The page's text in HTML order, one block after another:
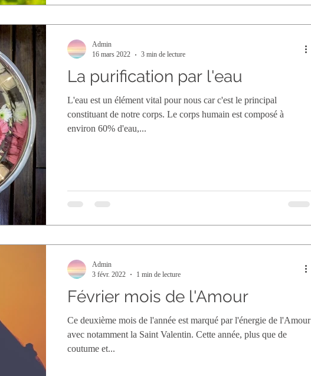
La purification par l'eau
L'eau est un élément vital pour nous car c'est le principal
constituant de notre corps. Le corps humain est composé à
environ 60% d'eau,...
Admin
16 mars 2022
3 min de lecture
Février mois de l'Amour
Ce deuxième mois de l'année est marqué par l'énergie de l'Amour
avec notamment la Saint Valentin. Cette année, plus que de
coutume et...
Admin
3 févr. 2022
1 min de lecture